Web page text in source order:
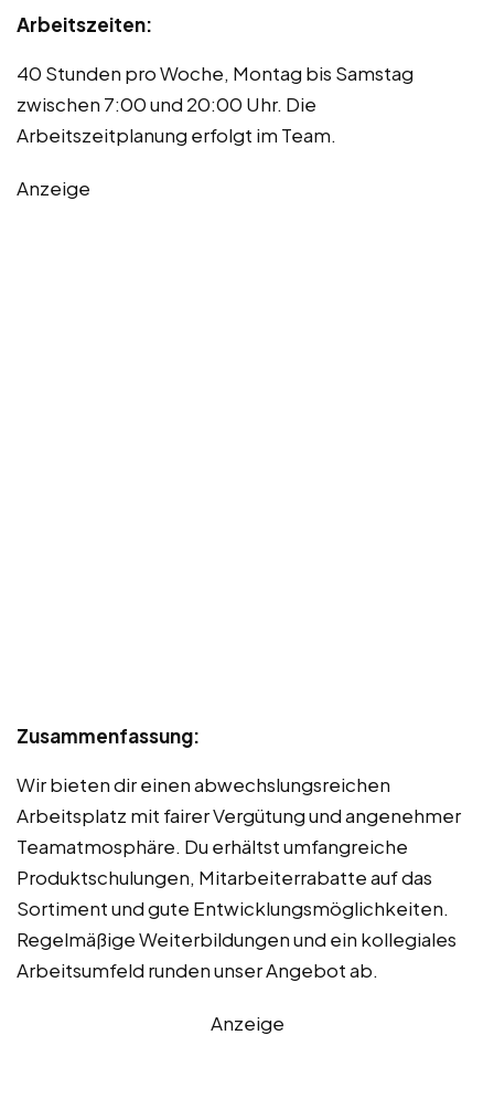
Arbeitszeiten:
40 Stunden pro Woche, Montag bis Samstag
zwischen 7:00 und 20:00 Uhr. Die
Arbeitszeitplanung erfolgt im Team.
Anzeige
Zusammenfassung:
Wir bieten dir einen abwechslungsreichen
Arbeitsplatz mit fairer Vergütung und angenehmer
Teamatmosphäre. Du erhältst umfangreiche
Produktschulungen, Mitarbeiterrabatte auf das
Sortiment und gute Entwicklungsmöglichkeiten.
Regelmäßige Weiterbildungen und ein kollegiales
Arbeitsumfeld runden unser Angebot ab.
Anzeige